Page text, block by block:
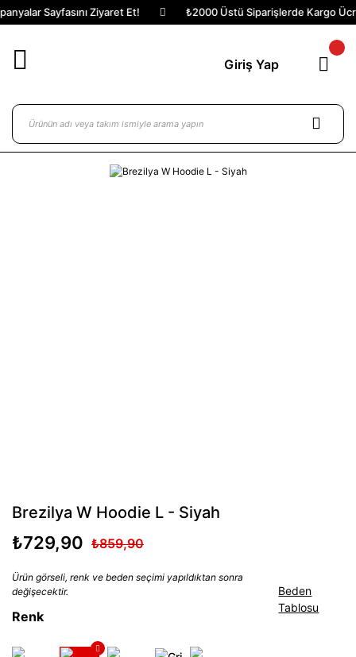
Sayfasını Ziyaret Et! ₺2000 Üstü Siparişlerde Kargo
Giriş Yap
Brezilya W Hoodie L - Siyah
₺729,90 ₺859,90
Ürün görseli, renk ve beden seçimi yapıldıktan sonra
değişecektir.
Renk
Beden
Tablosu